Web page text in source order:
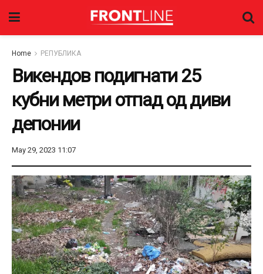
Home РЕПУБЛИКА
Викендов подигнати 25
кубни метри отпад од диви
депонии
May 29, 2023 11:07